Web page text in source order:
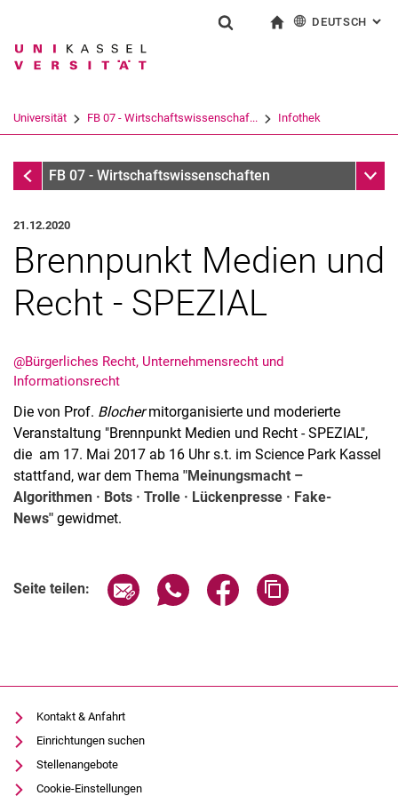
Springe direkt zu: Inhalt
Springe direkt zu: Suche
Springe direkt zu:
Suchbegriff
Suchen (öffnet externen Link in einem
DEUTSCH :
Universität FB 07 - Wirtschaftswissenschaf... Infothek
InfothekFB 07 - Wirtschaftswissenschaften
Aktuelles
21.12.2020
Brennpunkt Medien und
Recht - SPEZIAL
@Bürgerliches Recht, Unternehmensrecht und
Informationsrecht
Die von Prof. Blochermitorganisierte und moderierte
Veranstaltung "Brennpunkt Medien und Recht - SPEZIAL",
die am 17. Mai 2017 ab 16 Uhr s.t. im Science Park Kassel
stattfand, war dem Thema "Meinungsmacht –
Algorithmen · Bots · Trolle · Lückenpresse · Fake-
News" gewidmet.
Seite teilen: Seite über E-Mail teilen
Seite über WhatsApp teilen
Seite über Facebook
Kontakt & Anfahrt
Einrichtungen suchen
Stellenangebote
Cookie-Einstellungen